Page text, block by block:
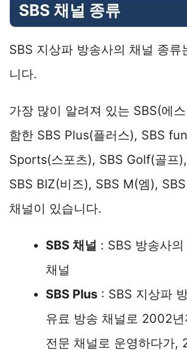
SBS 채널 종류
SBS 지상파 방송사의 채널 종류
니다.
가장 많이 알려져 있는 SBS(에
함한 SBS Plus(플러스), SBS
Sports(스포츠), SBS Golf(골프
SBS BIZ(비즈), SBS M(엠),
채널이 있습니다.
SBS 채널 : SBS 방송사
채널
SBS Plus : SBS 지상파
유료 방송 채널로 2002
전문 채널로 운영하다가,